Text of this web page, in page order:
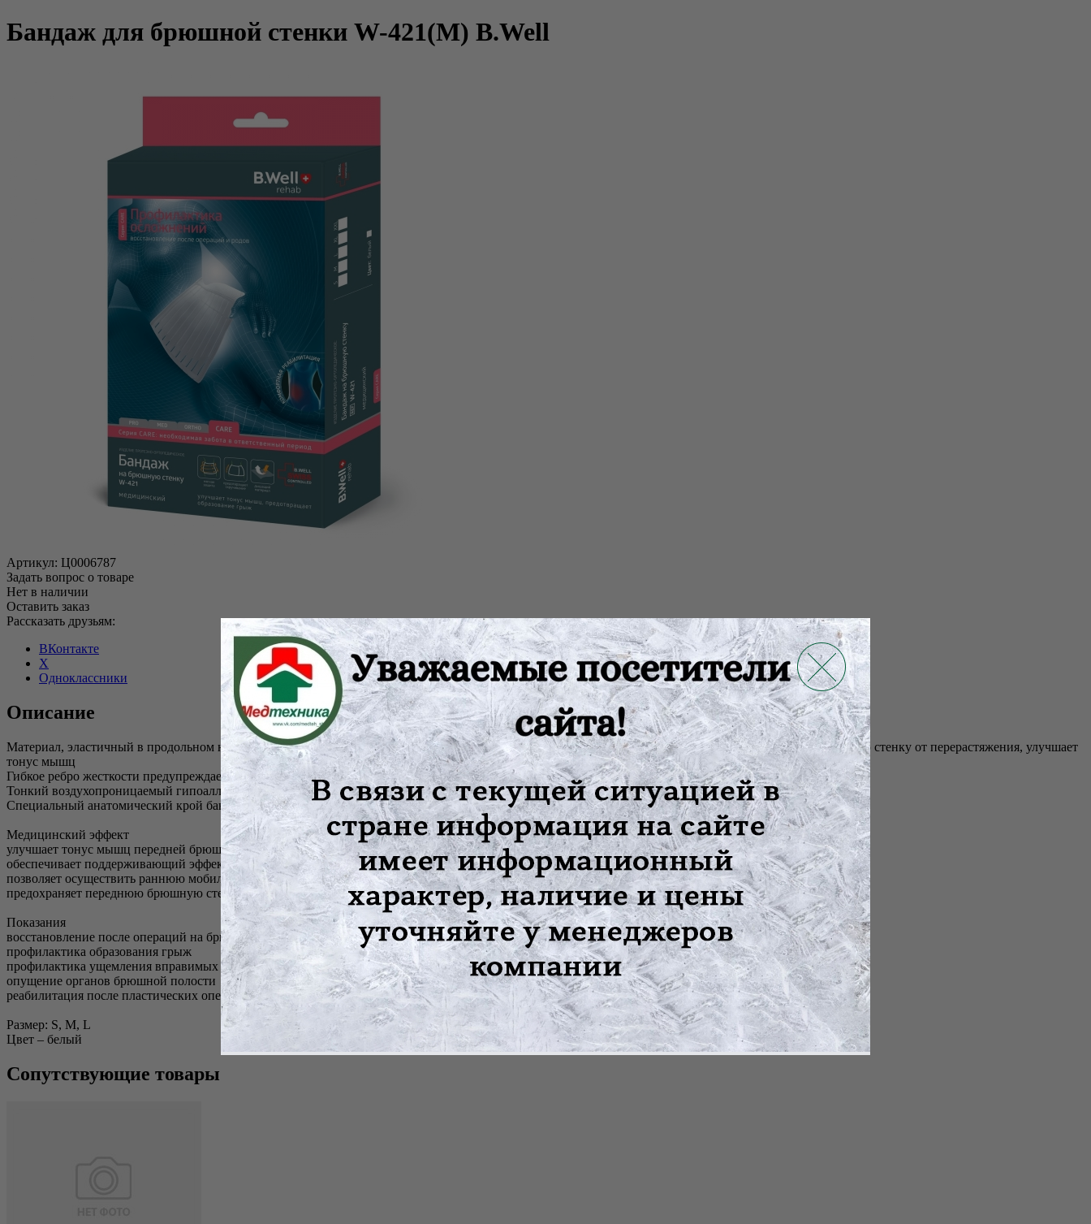
Бандаж для брюшной стенки W-421(М) B.Well
Артикул: Ц0006787
Задать вопрос о товаре
Нет в наличии
Оставить заказ
Рассказать друзьям:
ВКонтакте
X
Одноклассники
Описание
Материал, эластичный в продольном направлении и жесткий в поперечном, обеспечивает поддерживающий эффект и предохраняет переднюю брюшную стенку от перерастяжения, улучшает
тонус мышц
Гибкое ребро жесткости предупреждает скручивание бандажа при движении
Тонкий воздухопроницаемый гипоаллергенный материал позволяет носить бандаж под обычной одеждой
Специальный анатомический крой бандажа обеспечивает необходимое прилегание и улучшает силуэт
Медицинский эффект
улучшает тонус мышц передней брюшной стенки
обеспечивает поддерживающий эффект
позволяет осуществить раннюю мобилизацию (активизацию) пациента после операций
предохраняет переднюю брюшную стенку от перерастяжения
Показания
восстановление после операций на брюшной полости и органах малого таза
профилактика образования грыж
профилактика ущемления вправимых грыж
опущение органов брюшной полости
реабилитация после пластических операций на передней брюшной стенке
Размер: S, M, L
Цвет – белый
Сопутствующие товары